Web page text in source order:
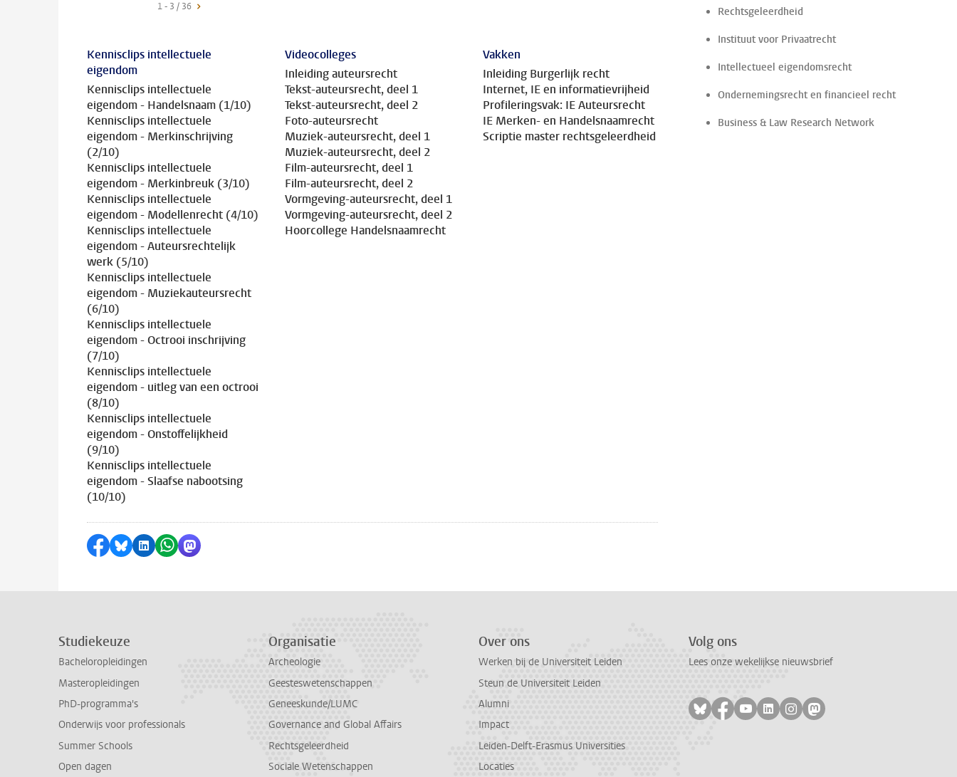
1 - 3 / 36
Kennisclips intellectuele
eigendom
Kennisclips intellectuele
eigendom - Handelsnaam (1/10)
Kennisclips intellectuele
eigendom - Merkinschrijving
(2/10)
Kennisclips intellectuele
eigendom - Merkinbreuk (3/10)
Kennisclips intellectuele
eigendom - Modellenrecht (4/10)
Kennisclips intellectuele
eigendom - Auteursrechtelijk
werk (5/10)
Kennisclips intellectuele
eigendom - Muziekauteursrecht
(6/10)
Kennisclips intellectuele
eigendom - Octrooi inschrijving
(7/10)
Kennisclips intellectuele
eigendom - uitleg van een octrooi
(8/10)
Kennisclips intellectuele
eigendom - Onstoffelijkheid
(9/10)
Kennisclips intellectuele
eigendom - Slaafse nabootsing
(10/10)
Videocolleges
Inleiding auteursrecht
Tekst-auteursrecht, deel 1
Tekst-auteursrecht, deel 2
Foto-auteursrecht
Muziek-auteursrecht, deel 1
Muziek-auteursrecht, deel 2
Film-auteursrecht, deel 1
Film-auteursrecht, deel 2
Vormgeving-auteursrecht, deel 1
Vormgeving-auteursrecht, deel 2
Hoorcollege Handelsnaamrecht
Vakken
Inleiding Burgerlijk recht
Internet, IE en informatievrijheid
Profileringsvak: IE Auteursrecht
IE Merken- en Handelsnaamrecht
Scriptie master rechtsgeleerdheid
Delen op Facebook
Delen via Bluesky
Delen op LinkedIn
Delen via WhatsApp
Delen via Mastodon
Rechtsgeleerdheid
Instituut voor Privaatrecht
Intellectueel eigendomsrecht
Ondernemingsrecht en financieel recht
Business & Law Research Network
Studiekeuze
Bacheloropleidingen
Masteropleidingen
PhD-programma's
Onderwijs voor professionals
Summer Schools
Open dagen
Organisatie
Archeologie
Geesteswetenschappen
Geneeskunde/LUMC
Governance and Global Affairs
Rechtsgeleerdheid
Sociale Wetenschappen
Over ons
Werken bij de Universiteit Leiden
Steun de Universiteit Leiden
Alumni
Impact
Leiden-Delft-Erasmus Universities
Locaties
Volg ons
Lees onze wekelijkse nieuwsbrief
Volg ons op bluesky
Volg ons op facebook
Volg ons op youtube
Volg ons op linkedin
Volg ons op instagram
Volg ons op mastodon